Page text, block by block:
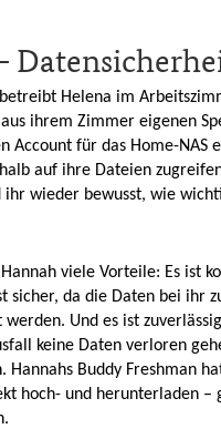
Helena im
ihrem Zimmer eigenen
Account für das Home-NAS
auf ihre Dateien
wieder bewusst, wie
viele Vorteile: Es ist
sicher, da die Daten bei ihr
Und es ist
keine Daten verloren
Hannahs Buddy Freshman
hoch- und herunterladen –